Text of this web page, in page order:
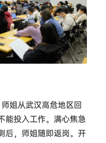
姐从武汉高危地区回
能投入工作。满心焦急
后，师姐随即返岗。开